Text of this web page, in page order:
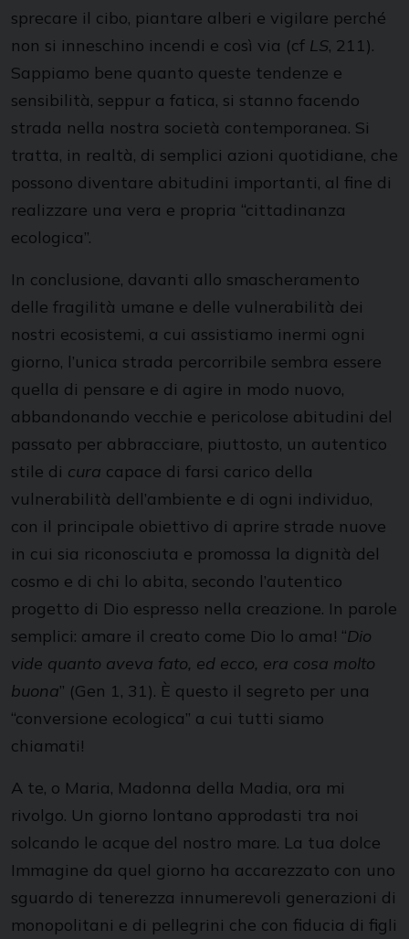
sprecare il cibo, piantare alberi e vigilare perché
non si inneschino incendi e così via (cf LS, 211).
Sappiamo bene quanto queste tendenze e
sensibilità, seppur a fatica, si stanno facendo
strada nella nostra società contemporanea. Si
tratta, in realtà, di semplici azioni quotidiane, che
possono diventare abitudini importanti, al fine di
realizzare una vera e propria “cittadinanza
ecologica”.
In conclusione, davanti allo smascheramento
delle fragilità umane e delle vulnerabilità dei
nostri ecosistemi, a cui assistiamo inermi ogni
giorno, l’unica strada percorribile sembra essere
quella di pensare e di agire in modo nuovo,
abbandonando vecchie e pericolose abitudini del
passato per abbracciare, piuttosto, un autentico
stile di cura capace di farsi carico della
vulnerabilità dell’ambiente e di ogni individuo,
con il principale obiettivo di aprire strade nuove
in cui sia riconosciuta e promossa la dignità del
cosmo e di chi lo abita, secondo l’autentico
progetto di Dio espresso nella creazione. In parole
semplici: amare il creato come Dio lo ama! “Dio
vide quanto aveva fato, ed ecco, era cosa molto
buona” (Gen 1, 31). È questo il segreto per una
“conversione ecologica” a cui tutti siamo
chiamati!
A te, o Maria, Madonna della Madia, ora mi
rivolgo. Un giorno lontano approdasti tra noi
solcando le acque del nostro mare. La tua dolce
Immagine da quel giorno ha accarezzato con uno
sguardo di tenerezza innumerevoli generazioni di
monopolitani e di pellegrini che con fiducia di figli